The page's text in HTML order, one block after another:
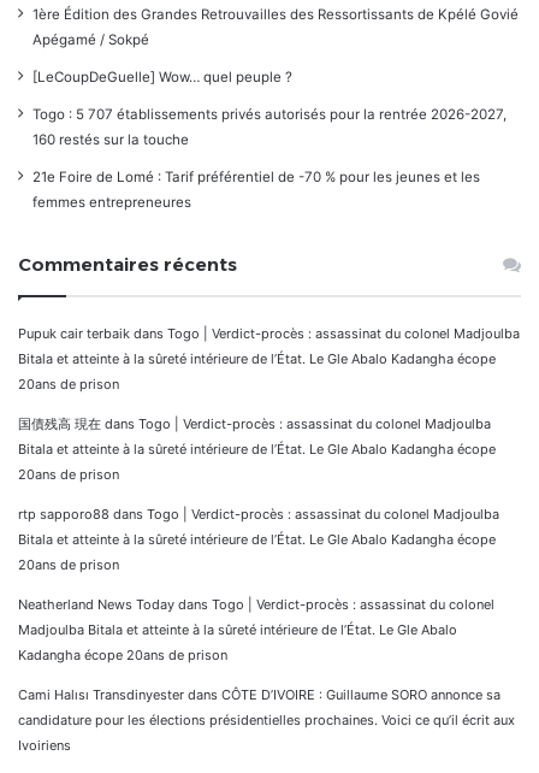
1ère Édition des Grandes Retrouvailles des Ressortissants de Kpélé Govié
Apégamé / Sokpé
[LeCoupDeGuelle] Wow… quel peuple ?
Togo : 5 707 établissements privés autorisés pour la rentrée 2026-2027,
160 restés sur la touche
21e Foire de Lomé : Tarif préférentiel de -70 % pour les jeunes et les
femmes entrepreneures
Commentaires récents
Pupuk cair terbaik dans Togo | Verdict-procès : assassinat du colonel Madjoulba
Bitala et atteinte à la sûreté intérieure de l’État. Le Gle Abalo Kadangha écope
20ans de prison
国債残高 現在 dans Togo | Verdict-procès : assassinat du colonel Madjoulba
Bitala et atteinte à la sûreté intérieure de l’État. Le Gle Abalo Kadangha écope
20ans de prison
rtp sapporo88 dans Togo | Verdict-procès : assassinat du colonel Madjoulba
Bitala et atteinte à la sûreté intérieure de l’État. Le Gle Abalo Kadangha écope
20ans de prison
Neatherland News Today dans Togo | Verdict-procès : assassinat du colonel
Madjoulba Bitala et atteinte à la sûreté intérieure de l’État. Le Gle Abalo
Kadangha écope 20ans de prison
Cami Halısı Transdinyester dans CÔTE D’IVOIRE : Guillaume SORO annonce sa
candidature pour les élections présidentielles prochaines. Voici ce qu’il écrit aux
Ivoiriens